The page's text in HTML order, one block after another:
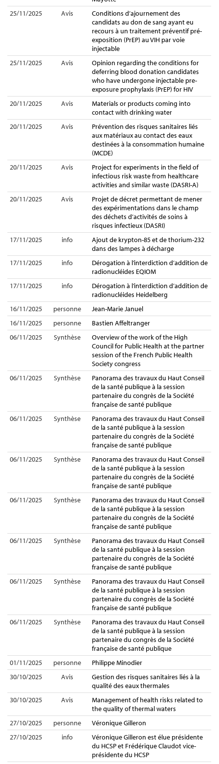
25/11/2025
Avis
Conditions d’ajournement des
candidats au don de sang ayant eu
recours à un traitement préventif pré-
exposition (PrEP) au VIH par voie
injectable
25/11/2025
Avis
Opinion regarding the conditions for
deferring blood donation candidates
who have undergone injectable pre-
exposure prophylaxis (PrEP) for HIV
20/11/2025
Avis
Materials or products coming into
contact with drinking water
20/11/2025
Avis
Prévention des risques sanitaires liés
aux matériaux au contact des eaux
destinées à la consommation humaine
(MCDE)
20/11/2025
Avis
Project for experiments in the field of
infectious risk waste from healthcare
activities and similar waste (DASRI-A)
20/11/2025
Avis
Projet de décret permettant de mener
des expérimentations dans le champ
des déchets d’activités de soins à
risques infectieux (DASRI)
17/11/2025
info
Ajout de krypton-85 et de thorium-232
dans des lampes à décharge
17/11/2025
info
Dérogation à l’interdiction d’addition de
radionucléides EQIOM
17/11/2025
info
Dérogation à l’interdiction d’addition de
radionucléides Heidelberg
16/11/2025
personne
Jean-Marie Januel
16/11/2025
personne
Bastien Affeltranger
06/11/2025
Synthèse
Overview of the work of the High
Council for Public Health at the partner
session of the French Public Health
Society congress
06/11/2025
Synthèse
Panorama des travaux du Haut Conseil
de la santé publique à la session
partenaire du congrès de la Société
française de santé publique
06/11/2025
Synthèse
Panorama des travaux du Haut Conseil
de la santé publique à la session
partenaire du congrès de la Société
française de santé publique
06/11/2025
Synthèse
Panorama des travaux du Haut Conseil
de la santé publique à la session
partenaire du congrès de la Société
française de santé publique
06/11/2025
Synthèse
Panorama des travaux du Haut Conseil
de la santé publique à la session
partenaire du congrès de la Société
française de santé publique
06/11/2025
Synthèse
Panorama des travaux du Haut Conseil
de la santé publique à la session
partenaire du congrès de la Société
française de santé publique
06/11/2025
Synthèse
Panorama des travaux du Haut Conseil
de la santé publique à la session
partenaire du congrès de la Société
française de santé publique
06/11/2025
Synthèse
Panorama des travaux du Haut Conseil
de la santé publique à la session
partenaire du congrès de la Société
française de santé publique
01/11/2025
personne
Philippe Minodier
30/10/2025
Avis
Gestion des risques sanitaires liés à la
qualité des eaux thermales
30/10/2025
Avis
Management of health risks related to
the quality of thermal waters
27/10/2025
personne
Véronique Gilleron
27/10/2025
info
Véronique Gilleron est élue présidente
du HCSP et Frédérique Claudot vice-
présidente du HCSP